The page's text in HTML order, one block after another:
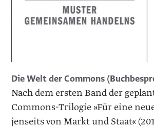
Die Welt der Commons
Nach dem ersten Band der
Commons-Trilogie »Für eine
jenseits von Markt und Staat«